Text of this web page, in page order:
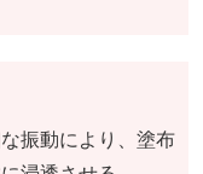
な振動により、塗布